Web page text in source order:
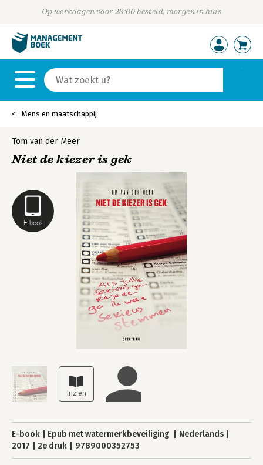
Op werkdagen voor 23:00 besteld, morgen in huis
Mens en maatschappij
E-book
Tom van der Meer
Niet de kiezer is gek
E-book Epub met watermerkbeveiliging
Nederlands
2017
2e druk 9789000352753